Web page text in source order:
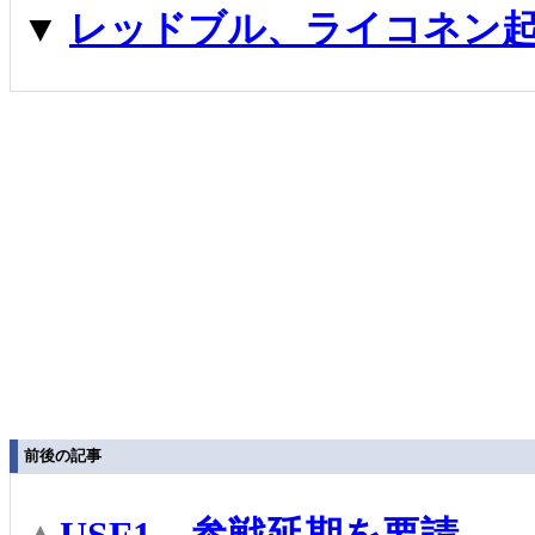
▼ レッドブル、ライコネン
前後の記事